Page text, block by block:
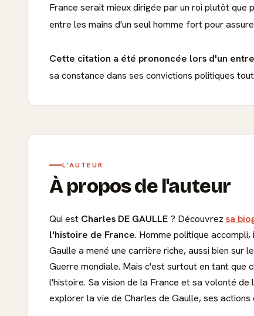
France serait mieux dirigée par un roi plutôt
entre les mains d'un seul homme fort pour
Cette citation a été prononcée lors d'un
sa constance dans ses convictions politiques
L'AUTEUR
À propos de l'auteur
Qui est Charles DE GAULLE? Découvrez sa
l'histoire de France. Homme politique
Gaulle a mené une carrière riche, aussi bien sur
Guerre mondiale. Mais c'est surtout en tant que
l'histoire. Sa vision de la France et sa volonté
explorer la vie de Charles de Gaulle, ses